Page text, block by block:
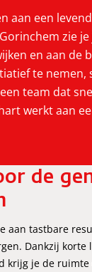
aan een
zie
en aan de
te nemen,
team dat
werkt aan
de
aan tastbare
Dankzij korte
krijg je de ruimte